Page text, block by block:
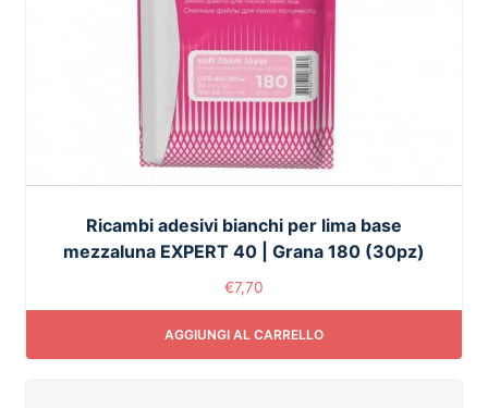
Ricambi adesivi bianchi per lima base
mezzaluna EXPERT 40 | Grana 180 (30pz)
€7,70
AGGIUNGI AL CARRELLO